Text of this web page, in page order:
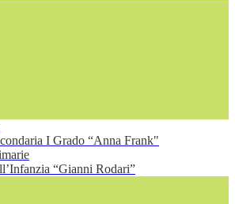
I Grado “Anna Frank"
“Gianni Rodari”